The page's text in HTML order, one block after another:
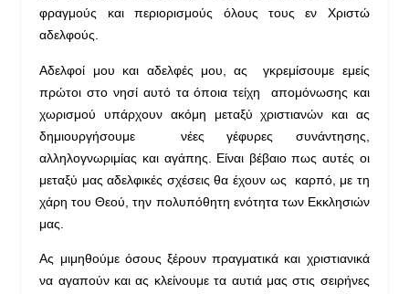
φραγμούς και περιορισμούς όλους τους εν Χριστώ
αδελφούς.
Αδελφοί μου και αδελφές μου, ας γκρεμίσουμε εμείς
πρώτοι στο νησί αυτό τα όποια τείχη απομόνωσης και
χωρισμού υπάρχουν ακόμη μεταξύ χριστιανών και ας
δημιουργήσουμε νέες γέφυρες συνάντησης,
αλληλογνωριμίας και αγάπης. Είναι βέβαιο πως αυτές οι
μεταξύ μας αδελφικές σχέσεις θα έχουν ως καρπό, με τη
χάρη του Θεού, την πολυπόθητη ενότητα των Εκκλησιών
μας.
Ας μιμηθούμε όσους ξέρουν πραγματικά και χριστιανικά
να αγαπούν και ας κλείνουμε τα αυτιά μας στις σειρήνες